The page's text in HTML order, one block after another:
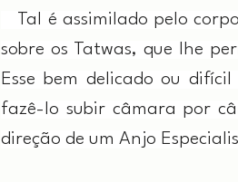
Tal é assimilado pelo
sobre os Tatwas, que lhe
Esse bem delicado ou
fazê-lo subir câmara por
direção de um Anjo